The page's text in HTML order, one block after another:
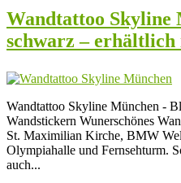
Wandtattoo Skyline
schwarz – erhältlich
Wandtattoo Skyline München -
Wandstickern Wunerschönes
St. Maximilian Kirche, BMW
Olympiahalle und Fernsehturm.
auch...